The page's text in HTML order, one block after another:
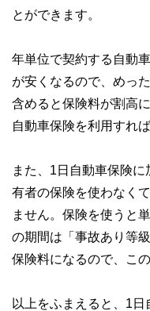
とができます。
年単位で契約する自動
が安くなるので、めっ
含めると保険料が割高
自動車保険を利用すれ
また、1日自動車保険
有者の保険を使わなく
ません。保険を使うと
の期間は「事故あり等
保険料になるので、こ
以上をふまえると、1